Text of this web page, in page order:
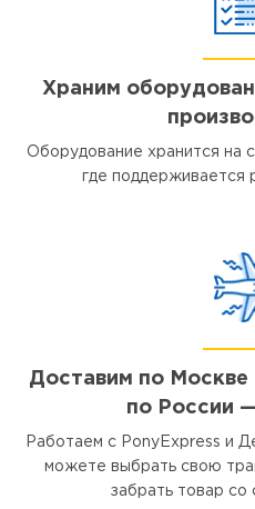
Храним
Оборудование хранится на
где поддерживается
Доставим по
по России
Работаем с PonyExpress и
можете выбрать свою
забрать товар со